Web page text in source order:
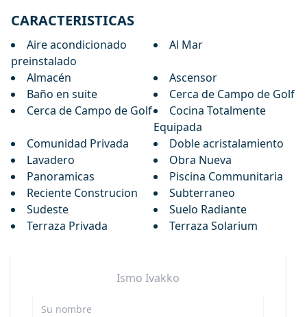
CARACTERISTICAS
Aire acondicionado
preinstalado
Al Mar
Almacén
Ascensor
Baño en suite
Cerca de Campo de Golf
Cerca de Campo de Golf
Cocina Totalmente
Equipada
Comunidad Privada
Doble acristalamiento
Lavadero
Obra Nueva
Panoramicas
Piscina Communitaria
Reciente Construcion
Subterraneo
Sudeste
Suelo Radiante
Terraza Privada
Terraza Solarium
Ismo Ivakko